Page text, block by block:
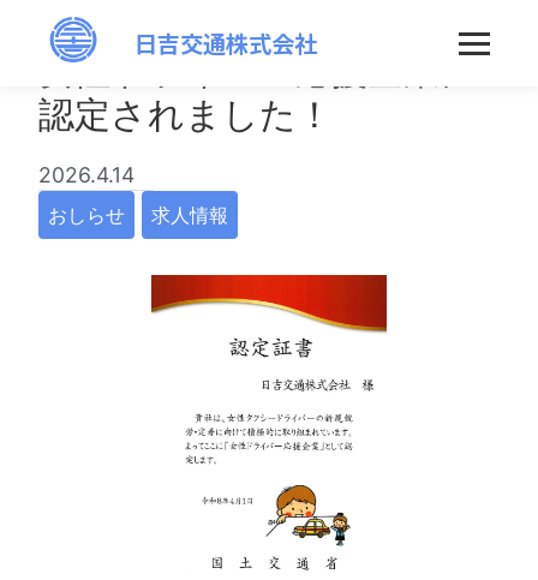
日吉交通株式会社
女性ドライバー応援企業に
認定されました！
2026.4.14
おしらせ 求人情報